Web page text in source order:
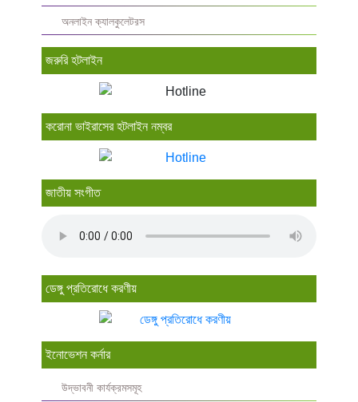
অনলাইন ক্যালকুলেটরস
জরুরি হটলাইন
করোনা ভাইরাসের হটলাইন নম্বর
জাতীয় সংগীত
ডেঙ্গু প্রতিরোধে করণীয়
ইনোভেশন কর্নার
উদ্ভাবনী কার্যক্রমসমূহ